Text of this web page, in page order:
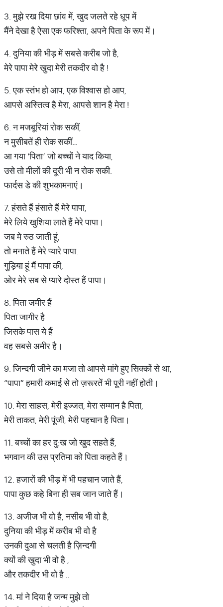
3. मुझे रख दिया छांव में, खुद जलते रहे धूप में
मैंने देखा है ऐसा एक फरिश्ता, अपने पिता के रूप में।
4. दुनिया की भीड़ में सबसे करीब जो है,
मेरे पापा मेरे खुदा मेरी तकदीर वो है !
5. एक स्तंभ हो आप, एक विश्वास हो आप,
आपसे अस्तित्व है मेरा, आपसे शान है मेरा !
6. न मजबूरियां रोक सकीं,
न मुसीबतें ही रोक सकीं…
आ गया ‘पिता’ जो बच्चों ने याद किया,
उसे तो मीलों की दूरी भी न रोक सकी.
फार्दस डे की शुभकामनाएं।
7. हंसते हैं हंसाते हैं मेरे पापा,
मेरे लिये खुशिया लाते हैं मेरे पापा।
जब मे रुठ जाती हूं,
तो मनाते हैं मेरे प्यारे पापा.
गुड़िया हूं मैं पापा की,
ओर मेरे सब से प्यारे दोस्त हैं पापा।
8. पिता जमीर हैं
पिता जागीर है
जिसके पास ये हैं
वह सबसे अमीर है।
9. जिन्दगी जीने का मजा तो आपसे मांगे हुए सिक्कों से था,
“पापा” हमारी कमाई से तो ज़रूरतें भी पूरी नहीं होती।
10. मेरा साहस, मेरी इज्जत, मेरा सम्मान है पिता,
मेरी ताकत, मेरी पूंजी, मेरी पहचान है पिता।
11. बच्चों का हर दु:ख जो खुद सहते हैं,
भगवान की उस प्रतिमा को पिता कहते हैं।
12. हजारों की भीड़ में भी पहचान जाते हैं,
पापा कुछ कहे बिना ही सब जान जाते हैं।
13. अजीज भी वो है, नसीब भी वो है,
दुनिया की भीड़ में करीब भी वो है
उनकी दुआ से चलती है ज़िन्दगी
क्यों की खुदा भी वो है ,
और तकदीर भी वो है ..
14. मां ने दिया है जन्म मुझे तो